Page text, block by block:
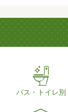
バス・トイレ別